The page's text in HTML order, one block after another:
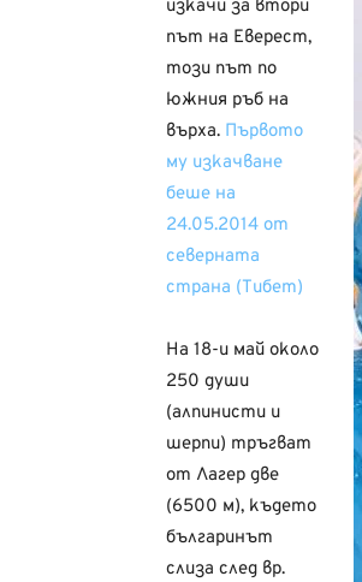
изкачи за втори
път на Еверест,
този път по
южния ръб на
върха. Първото
му изкачване
беше на
24.05.2014 от
северната
страна (Тибет)
На 18-и май около
250 души
(алпинисти и
шерпи) тръгват
от Лагер две
(6500 м), където
българинът
слиза след вр.